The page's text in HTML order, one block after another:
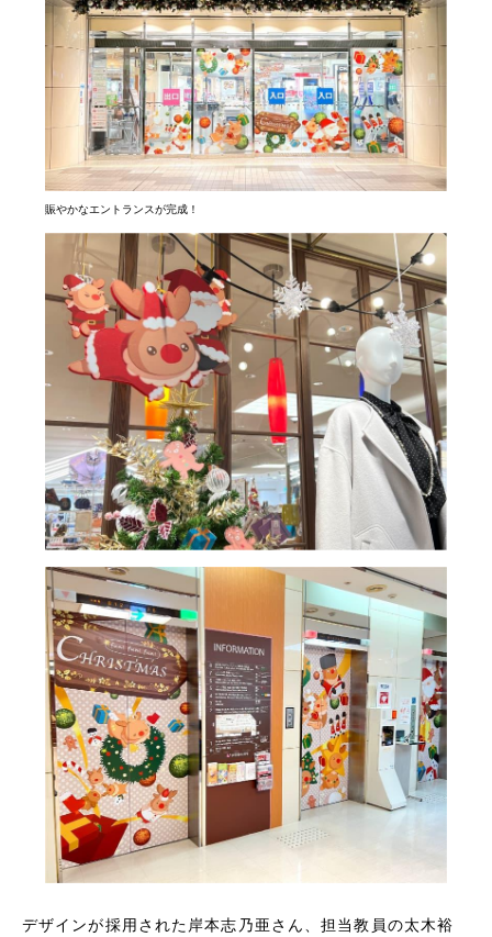
賑やかなエントランスが完成！
デザインが採用された岸本志乃亜さん、担当教員の太木裕